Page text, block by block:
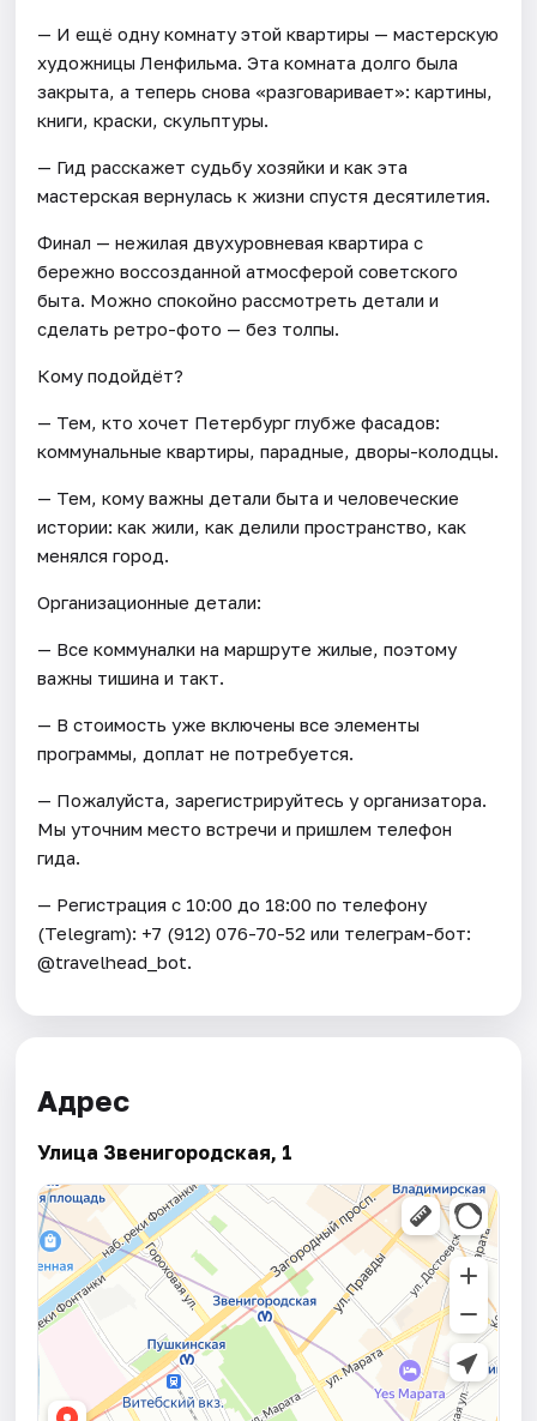
— И ещё одну комнату этой квартиры — мастерскую
художницы Ленфильма. Эта комната долго была
закрыта, а теперь снова «разговаривает»: картины,
книги, краски, скульптуры.
— Гид расскажет судьбу хозяйки и как эта
мастерская вернулась к жизни спустя десятилетия.
Финал — нежилая двухуровневая квартира с
бережно воссозданной атмосферой советского
быта. Можно спокойно рассмотреть детали и
сделать ретро-фото — без толпы.
Кому подойдёт?
— Тем, кто хочет Петербург глубже фасадов:
коммунальные квартиры, парадные, дворы-колодцы.
— Тем, кому важны детали быта и человеческие
истории: как жили, как делили пространство, как
менялся город.
Организационные детали:
— Все коммуналки на маршруте жилые, поэтому
важны тишина и такт.
— В стоимость уже включены все элементы
программы, доплат не потребуется.
— Пожалуйста, зарегистрируйтесь у организатора.
Мы уточним место встречи и пришлем телефон
гида.
— Регистрация c 10:00 до 18:00 по телефону
(Telegram): +7 (912) 076-70-52 или телеграм-бот:
@travelhead_bot.
Адрес
Улица Звенигородская, 1